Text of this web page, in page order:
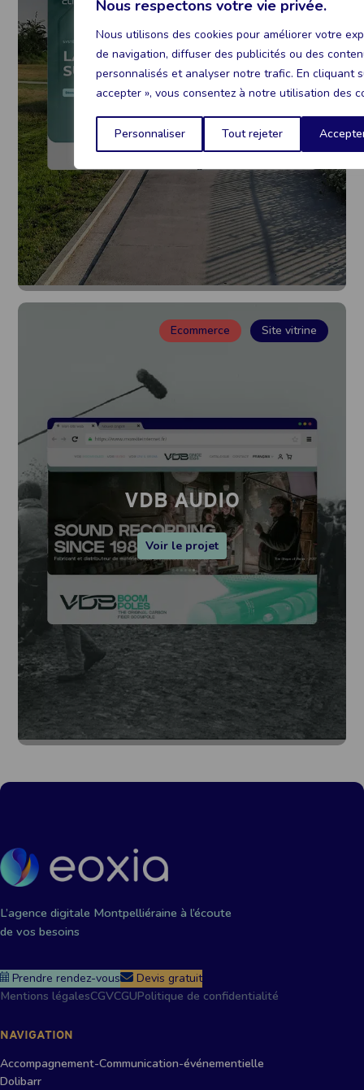
Nous respectons votre vie privée.
Nous utilisons des cookies pour améliorer votre
de navigation, diffuser des publicités ou des
personnalisés et analyser notre trafic. En cliquant
accepter », vous consentez à notre utilisation des
Personnaliser Tout rejeter
CLIMEXT
Voir le projet
Ecommerce Site vitrine
VDB AUDIO
Voir le projet
L’agence digitale Montpelliéraine à l’écoute
de vos besoins
Prendre rendez-vous
Devis gratuit
Mentions légalesCGVCGUPolitique de confidentialité
NAVIGATION
Accompagnement-Communication-événementielle
Dolibarr